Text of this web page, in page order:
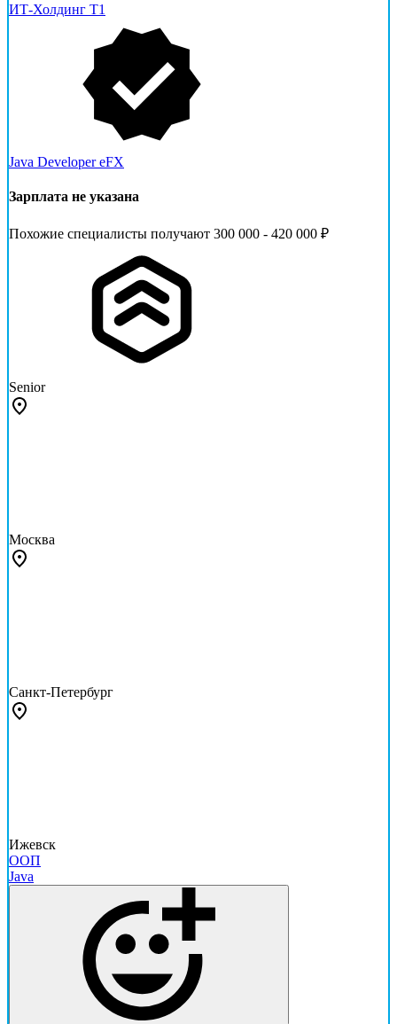
ИТ-Холдинг Т1
Java Developer eFX
Зарплата не указана
Похожие специалисты получают 300 000 - 420 000 ₽
Senior
Москва
Санкт-Петербург
Ижевск
ООП
Java